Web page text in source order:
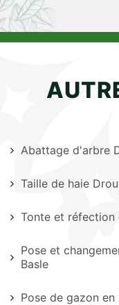
Abattage d'arbre
Taille de haie
Tonte et réfection
Pose et
Basle
Pose de gazon